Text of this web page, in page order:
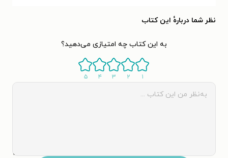
نظر شما دربارهٔ این کتاب
به این کتاب چه امتیازی می‌دهید؟
۱ ۲ ۳ ۴ ۵